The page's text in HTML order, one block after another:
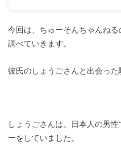
今回は、ちゅーそんちゃんね
調べていきます。
彼氏のしょうごさんと出会った
しょうごさんは、日本人の男
ーをしていました。